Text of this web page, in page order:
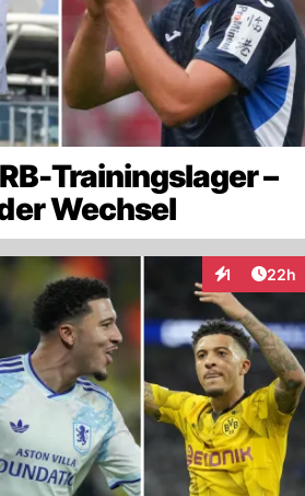
Trainingslager –
Wechsel
1
Interaktionen
22h